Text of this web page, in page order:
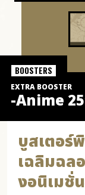
EXTRA BOOSTER
-Anime
BOOSTERS
บูสเตอร์
เฉลิมฉล
งอนิเมชั่